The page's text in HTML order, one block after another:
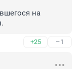
на
+25 –1